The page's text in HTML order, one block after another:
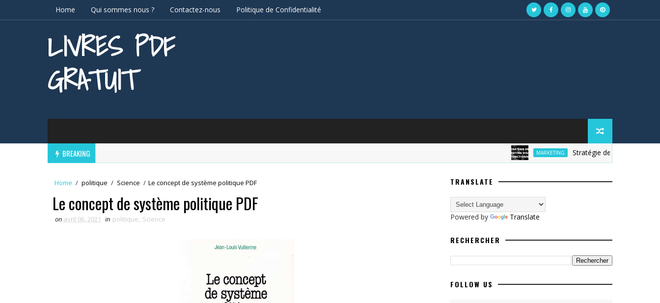
Home Qui sommes nous ? Contactez-nous Politique de Confidentialité
LIVRES PDF
GRATUIT
BREAKING MARKETING Stratégie de marketing digital
Home / politique / Science / Le concept de système politique PDF
Le concept de système politique PDF
on avril 06, 2021 in politique, Science
TRANSLATE
Powered by Translate
RECHERCHER
FOLLOW US